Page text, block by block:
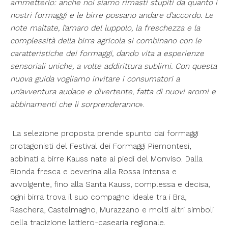
ammetterlo: anche noi siamo rimasti stupiti da quanto i
nostri formaggi e le birre possano andare d’accordo. Le
note maltate, l’amaro del luppolo, la freschezza e la
complessità della birra agricola si combinano con le
caratteristiche dei formaggi, dando vita a esperienze
sensoriali uniche, a volte addirittura sublimi. Con questa
nuova guida vogliamo invitare i consumatori a
un’avventura audace e divertente, fatta di nuovi aromi e
abbinamenti che li sorprenderanno».
La selezione proposta prende spunto dai formaggi
protagonisti del Festival dei Formaggi Piemontesi,
abbinati a birre Kauss nate ai piedi del Monviso. Dalla
Bionda fresca e beverina alla Rossa intensa e
avvolgente, fino alla Santa Kauss, complessa e decisa,
ogni birra trova il suo compagno ideale tra i Bra,
Raschera, Castelmagno, Murazzano e molti altri simboli
della tradizione lattiero-casearia regionale.